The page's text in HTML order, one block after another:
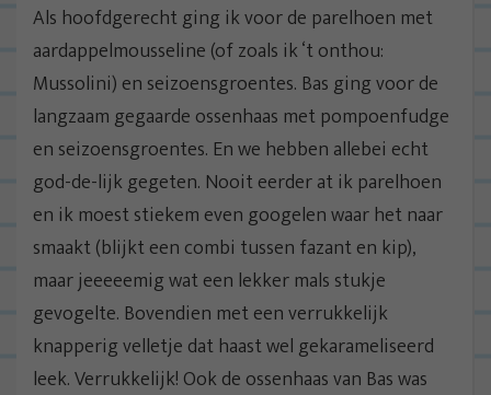
Als hoofdgerecht ging ik voor de parelhoen met
aardappelmousseline (of zoals ik ‘t onthou:
Mussolini) en seizoensgroentes. Bas ging voor de
langzaam gegaarde ossenhaas met pompoenfudge
en seizoensgroentes. En we hebben allebei echt
god-de-lijk gegeten. Nooit eerder at ik parelhoen
en ik moest stiekem even googelen waar het naar
smaakt (blijkt een combi tussen fazant en kip),
maar jeeeeemig wat een lekker mals stukje
gevogelte. Bovendien met een verrukkelijk
knapperig velletje dat haast wel gekarameliseerd
leek. Verrukkelijk! Ook de ossenhaas van Bas was